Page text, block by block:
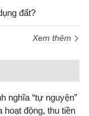
đất?
Xem thêm
nghĩa “tự nguyện”
hoạt động, thu tiền